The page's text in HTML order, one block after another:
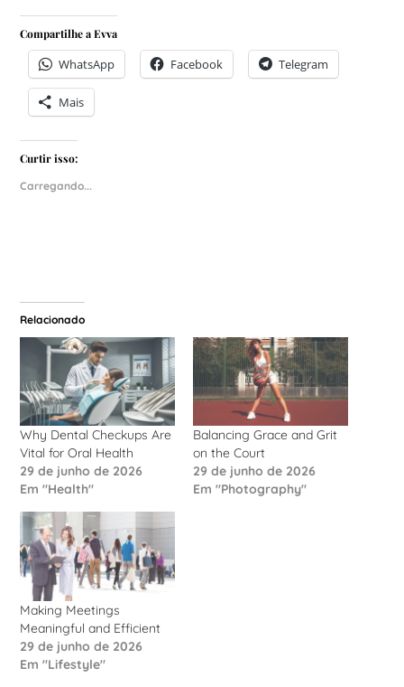
Compartilhe a Evva
WhatsApp Facebook Telegram
Mais
Curtir isso:
Carregando...
Relacionado
Why Dental Checkups Are
Vital for Oral Health
29 de junho de 2026
Em "Health"
Balancing Grace and Grit
on the Court
29 de junho de 2026
Em "Photography"
Making Meetings
Meaningful and Efficient
29 de junho de 2026
Em "Lifestyle"